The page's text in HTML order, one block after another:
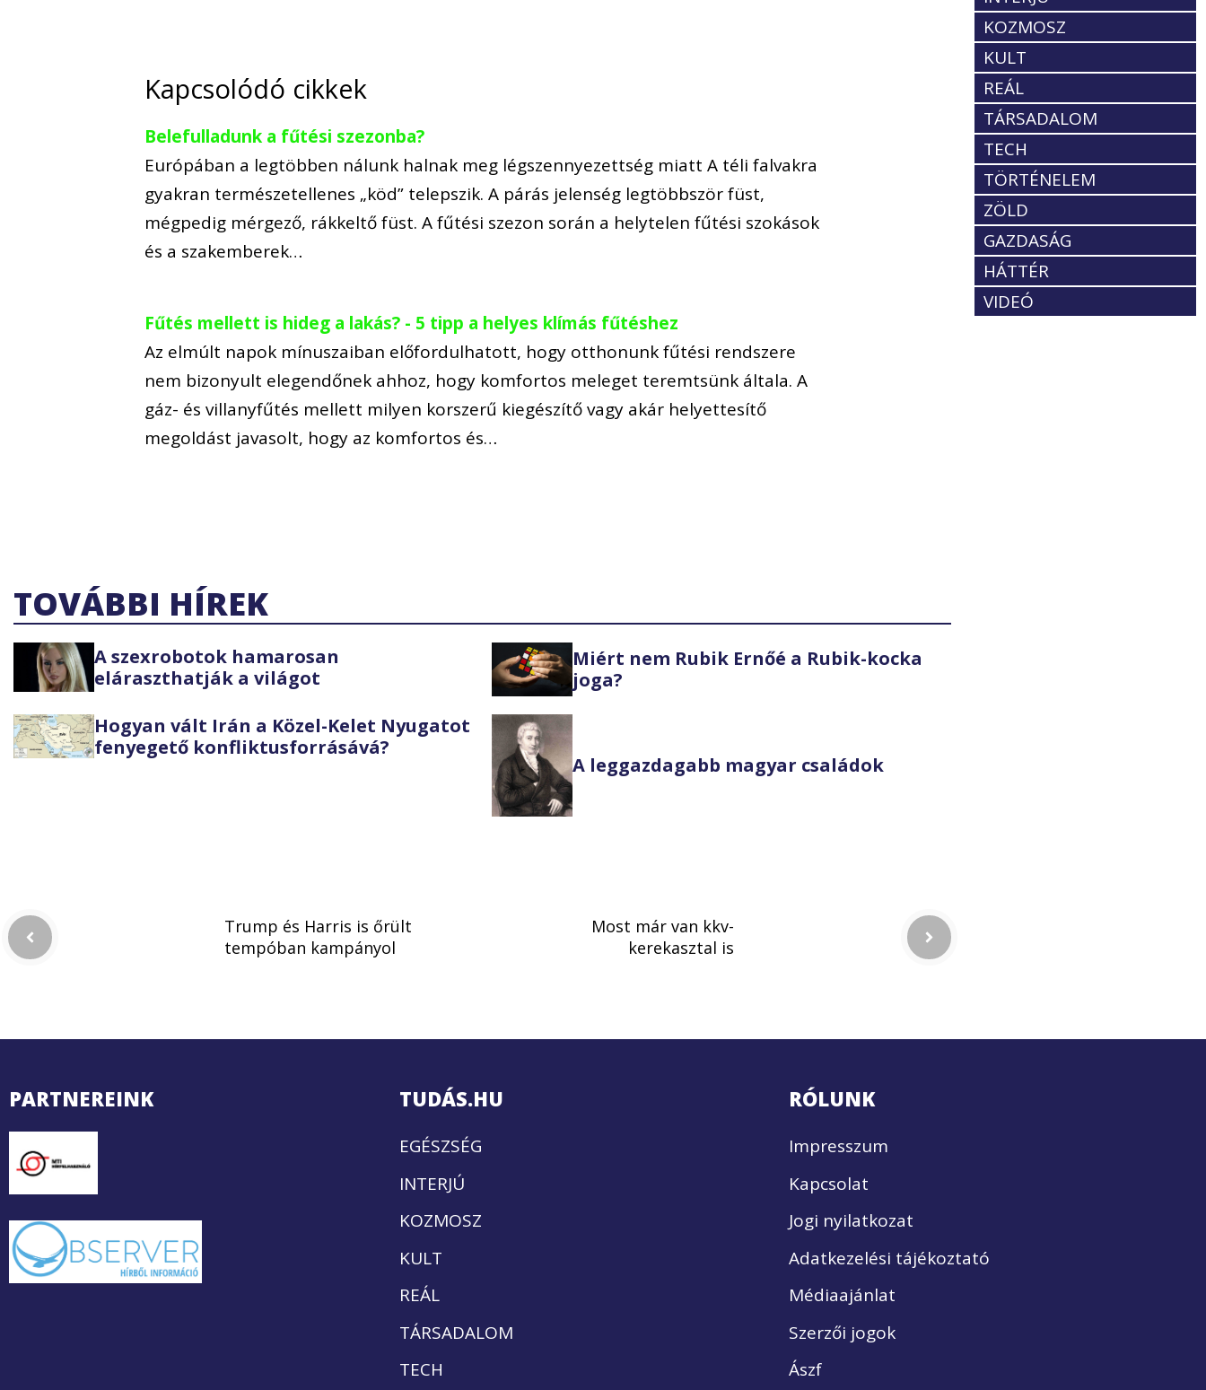
Kapcsolódó cikkek
Belefulladunk a fűtési szezonba?
Európában a legtöbben nálunk halnak meg légszennyezettség miatt A téli falvakra
gyakran természetellenes „köd” telepszik. A párás jelenség legtöbbször füst,
mégpedig mérgező, rákkeltő füst. A fűtési szezon során a helytelen fűtési szokások
és a szakemberek…
Fűtés mellett is hideg a lakás? - 5 tipp a helyes klímás fűtéshez
Az elmúlt napok mínuszaiban előfordulhatott, hogy otthonunk fűtési rendszere
nem bizonyult elegendőnek ahhoz, hogy komfortos meleget teremtsünk általa. A
gáz- és villanyfűtés mellett milyen korszerű kiegészítő vagy akár helyettesítő
megoldást javasolt, hogy az komfortos és…
TOVÁBBI HÍREK
A szexrobotok hamarosan
eláraszthatják a világot
Miért nem Rubik Ernőé a Rubik-kocka
joga?
Hogyan vált Irán a Közel-Kelet Nyugatot
fenyegető konfliktusforrásává?
A leggazdagabb magyar családok
KOZMOSZ
KULT
REÁL
TÁRSADALOM
TECH
TÖRTÉNELEM
ZÖLD
GAZDASÁG
HÁTTÉR
VIDEÓ
Trump és Harris is őrült
tempóban kampányol
Most már van kkv-
kerekasztal is
PARTNEREINK TUDÁS.HU
EGÉSZSÉG
INTERJÚ
KOZMOSZ
KULT
REÁL
TÁRSADALOM
TECH
RÓLUNK
Impresszum
Kapcsolat
Jogi nyilatkozat
Adatkezelési tájékoztató
Médiaajánlat
Szerzői jogok
Ászf